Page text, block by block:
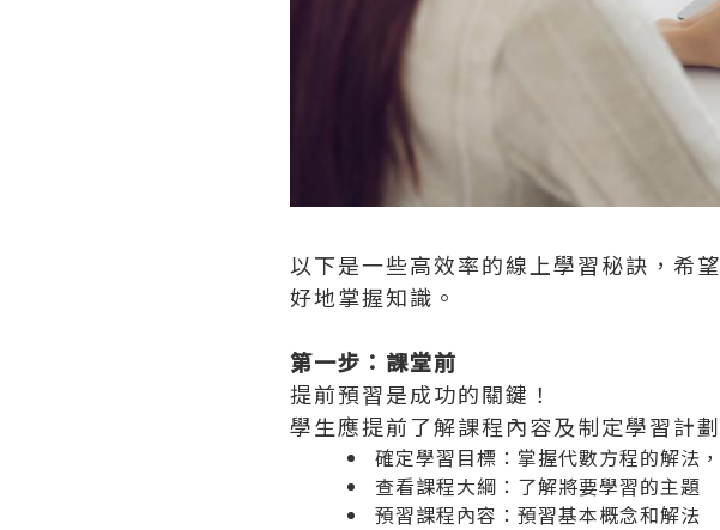
以下是一些高效率的線上學習秘訣，希
好地掌握知識。
第一步：課堂前
提前預習是成功的關鍵！
學生應提前了解課程內容及制定學習計
確定學習目標：掌握代數方程的解法
查看課程大綱：了解將要學習的主題
預習課程內容：預習基本概念和解法